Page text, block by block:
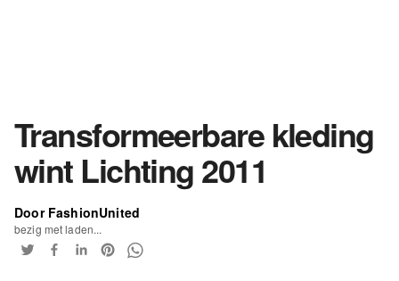
Transformeerbare kleding
wint Lichting 2011
Door FashionUnited
bezig met laden...